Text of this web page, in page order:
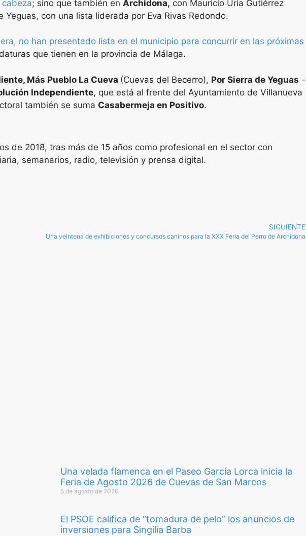
cabeza; sino que también en Archidona, con Mauricio Uría Gutiérrez
con una lista liderada por Eva Rivas Redondo.
no han presentado lista en el municipio para concurrir en las próximas
que tienen en la provincia de Málaga.
Más Pueblo La Cueva (Cuevas del Becerro), Por Sierra de Yeguas -
Independiente, que está al frente del Ayuntamiento de Villanueva
también se suma Casabermeja en Positivo.
de 2018, tras más de 15 años como profesional en el sector con
semanarios, radio, televisión y prensa digital.
SIGUIENTE
Una veintena de exhibiciones y concursos caninos para la XXX Feria del Perro de Archidona
Una velada flamenca en el Paseo García Lorca inicia la
Feria de Agosto 2026 de Cuevas de San Marcos
5 de agosto de 2026
El PSOE califica de “tomadura de pelo” los anuncios de
inversiones para Singilia Barba